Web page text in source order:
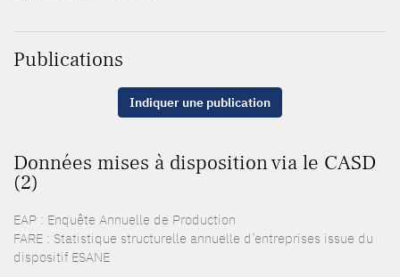
Publications
Indiquer une publication
Données mises à disposition via le CASD
(2)
EAP : Enquête Annuelle de Production
FARE : Statistique structurelle annuelle d’entreprises issue du
dispositif ESANE